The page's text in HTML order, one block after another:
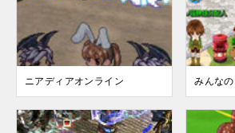
ニアディアオンライン みんな